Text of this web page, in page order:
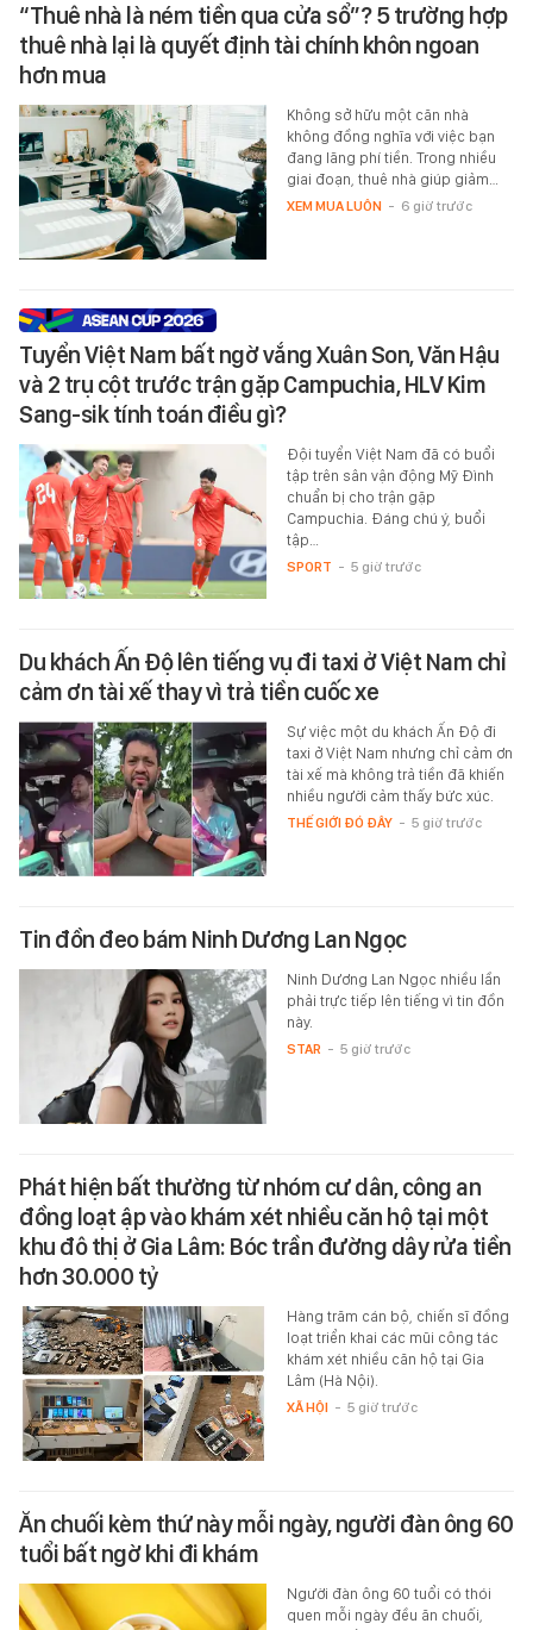
“Thuê nhà là ném tiền qua cửa sổ”? 5 trường hợp
thuê nhà lại là quyết định tài chính khôn ngoan
hơn mua
Không sở hữu một căn nhà
không đồng nghĩa với việc bạn
đang lãng phí tiền. Trong nhiều
giai đoạn, thuê nhà giúp giảm…
XEM MUA LUÔN - 6 giờ trước
Tuyển Việt Nam bất ngờ vắng Xuân Son, Văn Hậu
và 2 trụ cột trước trận gặp Campuchia, HLV Kim
Sang-sik tính toán điều gì?
Đội tuyển Việt Nam đã có buổi
tập trên sân vận động Mỹ Đình
chuẩn bị cho trận gặp
Campuchia. Đáng chú ý, buổi
tập…
SPORT - 5 giờ trước
Du khách Ấn Độ lên tiếng vụ đi taxi ở Việt Nam chỉ
cảm ơn tài xế thay vì trả tiền cuốc xe
Sự việc một du khách Ấn Độ đi
taxi ở Việt Nam nhưng chỉ cảm ơn
tài xế mà không trả tiền đã khiến
nhiều người cảm thấy bức xúc.
THẾ GIỚI ĐÓ ĐÂY - 5 giờ trước
Tin đồn đeo bám Ninh Dương Lan Ngọc
Ninh Dương Lan Ngọc nhiều lần
phải trực tiếp lên tiếng vì tin đồn
này.
STAR - 5 giờ trước
Phát hiện bất thường từ nhóm cư dân, công an
đồng loạt ập vào khám xét nhiều căn hộ tại một
khu đô thị ở Gia Lâm: Bóc trần đường dây rửa tiền
hơn 30.000 tỷ
Hàng trăm cán bộ, chiến sĩ đồng
loạt triển khai các mũi công tác
khám xét nhiều căn hộ tại Gia
Lâm (Hà Nội).
XÃ HỘI - 5 giờ trước
Ăn chuối kèm thứ này mỗi ngày, người đàn ông 60
tuổi bất ngờ khi đi khám
Người đàn ông 60 tuổi có thói
quen mỗi ngày đều ăn chuối,